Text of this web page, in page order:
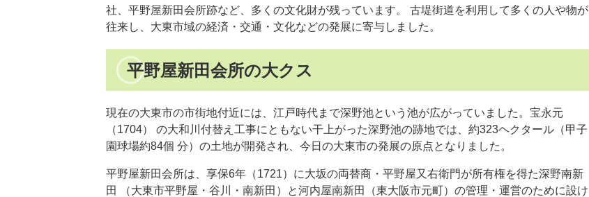
社、平野屋新田会所跡など、多くの文化財が残っています。 古堤街道を利用して多くの人や物が
往来し、大東市域の経済・交通・文化などの発展に寄与しました。
平野屋新田会所の大クス
現在の大東市の市街地付近には、江戸時代まで深野池という池が広がっていました。宝永元
（1704） の大和川付替え工事にともない干上がった深野池の跡地では、約323ヘクタール（甲子
園球場約84個 分）の土地が開発され、今日の大東市の発展の原点となりました。
平野屋新田会所は、享保6年（1721）に大坂の両替商・平野屋又右衛門が所有権を得た深野南新
田 （大東市平野屋・谷川・南新田）と河内屋南新田（東大阪市元町）の管理・運営のために設け